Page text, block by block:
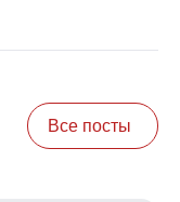
Все посты